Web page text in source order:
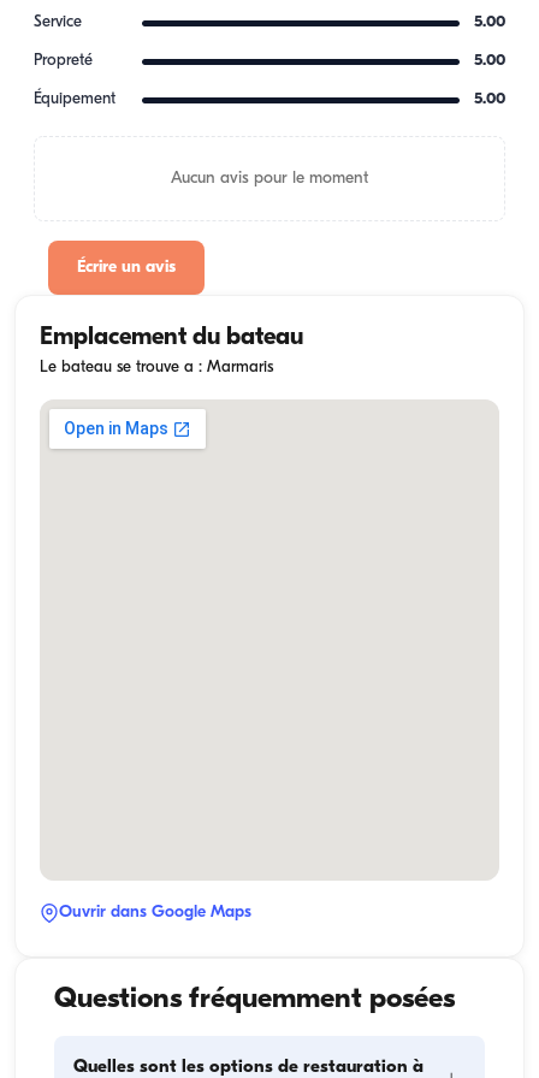
Service 5.00
Propreté 5.00
Équipement 5.00
Aucun avis pour le moment
Écrire un avis
Emplacement du bateau
Le bateau se trouve a : Marmaris
Ouvrir dans Google Maps
Questions fréquemment posées
Quelles sont les options de restauration à